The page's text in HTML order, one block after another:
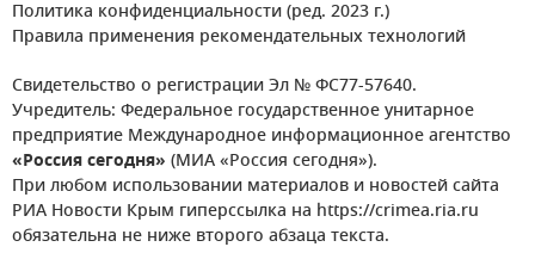
Политика конфиденциальности (ред. 2023 г.)
Правила применения рекомендательных технологий
Свидетельство о регистрации Эл № ФС77-57640.
Учредитель: Федеральное государственное унитарное
предприятие Международное информационное агентство
«Россия сегодня» (МИА «Россия сегодня»).
При любом использовании материалов и новостей сайта
РИА Новости Крым гиперссылка на https://crimea.ria.ru
обязательна не ниже второго абзаца текста.